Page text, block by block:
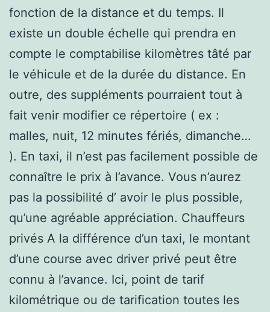
fonction de la distance et du temps. Il
existe un double échelle qui prendra en
compte le comptabilise kilomètres tâté par
le véhicule et de la durée du distance. En
outre, des suppléments pourraient tout à
fait venir modifier ce répertoire ( ex :
malles, nuit, 12 minutes fériés, dimanche…
). En taxi, il n’est pas facilement possible de
connaître le prix à l’avance. Vous n’aurez
pas la possibilité d’ avoir le plus possible,
qu’une agréable appréciation. Chauffeurs
privés A la différence d’un taxi, le montant
d’une course avec driver privé peut être
connu à l’avance. Ici, point de tarif
kilométrique ou de tarification toutes les